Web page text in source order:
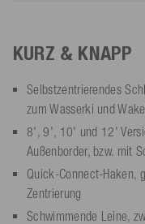
KURZ & KNAPP
Selbstzentrierendes
zum Wasserki und
8', 9', 10' und 12'
Außenborder, bzw. mit
Quick-Connect-Haken,
Zentrierung
Schwimmende Leine,